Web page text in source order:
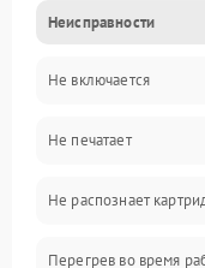
Работа системы
Механика
Оптика
Программное
Неисправности
Не включается
Не печатает
Не распознает
Перегрев во время